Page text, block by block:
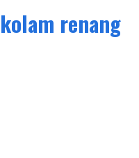
kolam renang